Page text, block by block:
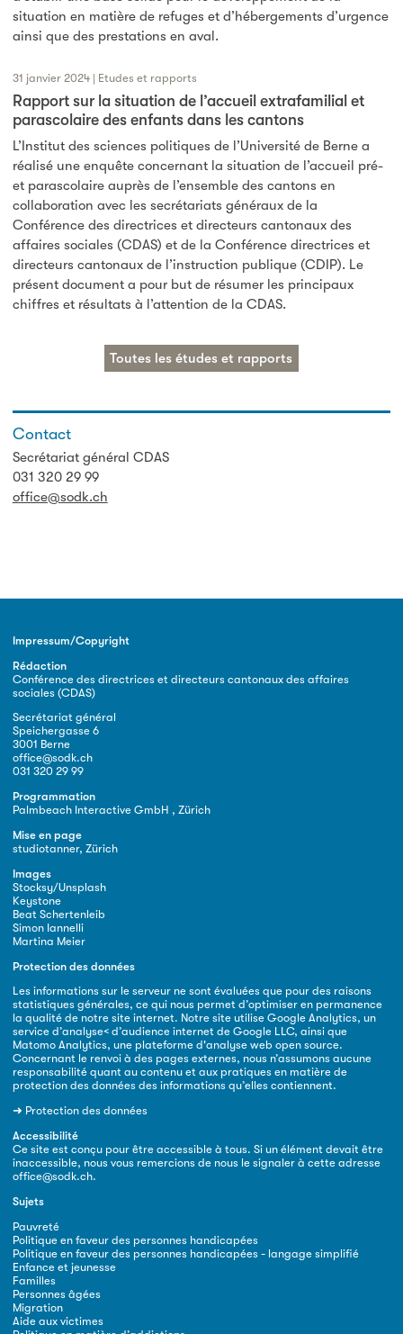
situation en matière de refuges et d’hébergements d’urgence
ainsi que des prestations en aval.
31 janvier 2024 | Etudes et rapports
Rapport sur la situation de l’accueil extrafamilial et
parascolaire des enfants dans les cantons
L’Institut des sciences politiques de l’Université de Berne a
réalisé une enquête concernant la situation de l’accueil pré-
et parascolaire auprès de l’ensemble des cantons en
collaboration avec les secrétariats généraux de la
Conférence des directrices et directeurs cantonaux des
affaires sociales (CDAS) et de la Conférence directrices et
directeurs cantonaux de l’instruction publique (CDIP). Le
présent document a pour but de résumer les principaux
chiffres et résultats à l’attention de la CDAS.
Toutes les études et rapports
Contact
Secrétariat général CDAS
031 320 29 99
office@sodk.ch
Impressum/Copyright
Rédaction
Conférence des directrices et directeurs cantonaux des affaires
sociales (CDAS)
Secrétariat général
Speichergasse 6
3001 Berne
office@sodk.ch
031 320 29 99
Programmation
Palmbeach Interactive GmbH , Zürich
Mise en page
studiotanner, Zürich
Images
Stocksy/Unsplash
Keystone
Beat Schertenleib
Simon Iannelli
Martina Meier
Protection des données
Les informations sur le serveur ne sont évaluées que pour des raisons
statistiques générales, ce qui nous permet d’optimiser en permanence
la qualité de notre site internet. Notre site utilise Google Analytics, un
service d’analyse< d’audience internet de Google LLC, ainsi que
Matomo Analytics, une plateforme d'analyse web open source.
Concernant le renvoi à des pages externes, nous n’assumons aucune
responsabilité quant au contenu et aux pratiques en matière de
protection des données des informations qu’elles contiennent.
➜ Protection des données
Accessibilité
Ce site est conçu pour être accessible à tous. Si un élément devait être
inaccessible, nous vous remercions de nous le signaler à cette adresse
office@sodk.ch.
Sujets
Pauvreté
Politique en faveur des personnes handicapées
Politique en faveur des personnes handicapées - langage simplifié
Enfance et jeunesse
Familles
Personnes âgées
Migration
Aide aux victimes